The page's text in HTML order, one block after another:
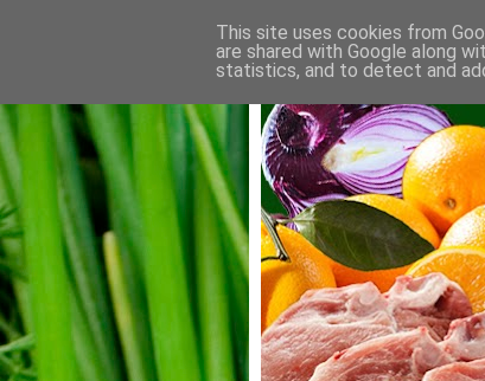
This site uses cookies from
are shared with Google along
statistics, and to detect and